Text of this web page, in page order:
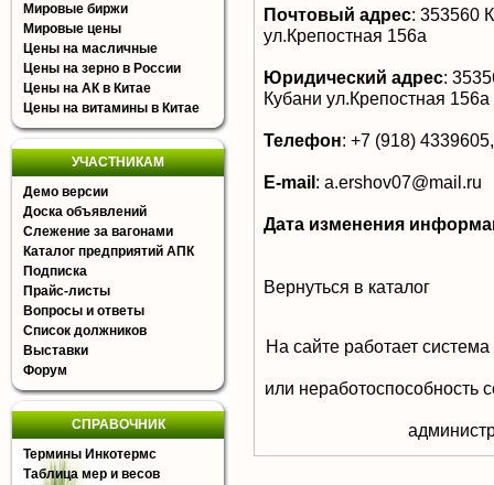
Мировые биржи
Мировые цены
Цены на масличные
Цены на зерно в России
Цены на АК в Китае
Цены на витамины в Китае
УЧАСТНИКАМ
Демо версии
Доска объявлений
Слежение за вагонами
Каталог предприятий АПК
Подписка
Прайс-листы
Вопросы и ответы
Список должников
Выставки
Форум
СПРАВОЧНИК
Термины Инкотермс
Таблица мер и весов
Почтовый адрес: 353560
ул.Крепостная 156а
Юридический адрес:
Кубани ул.Крепостная 156а
Телефон: +7 (918)
E-mail: a.ershov07@mail.ru
Дата изменения
Вернуться в каталог
На сайте работает
или неработоспособность